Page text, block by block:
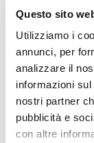
Questo sito
Utilizziamo i
annunci, per
analizzare il
informazioni
nostri partner
pubblicità e
con altre
non strutturato,
associazioni,
Il
2mila euro.
L’obiettivo è
riflessione